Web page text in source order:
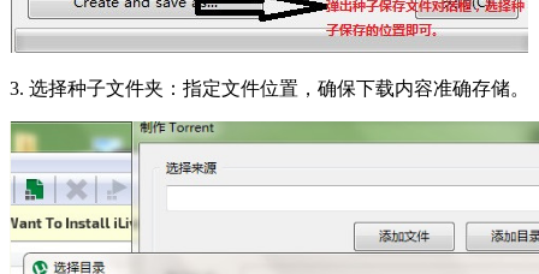
3. 选择种子文件夹：指定文件位置，确保下载内容准确存储。